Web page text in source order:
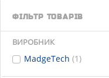
ФІЛЬТР ТОВАРІВ
ВИРОБНИК
MadgeTech (1)